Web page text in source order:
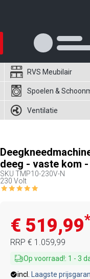
RVS Meubilair
Spoelen &
Ventilatie
deeg - vaste kom -
SKU TMP10-230V-N
230 Volt
€ 519,99
RRP € 1.059,99
Op voorraad!: 1 - 3
incl.
Laagste